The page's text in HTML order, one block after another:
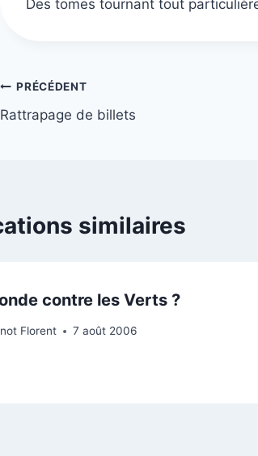
Des tomes tournant tout
Navigation
de
PRÉCÉDENT
Rattrapage de billets
similaires
contre les Verts ?
Florent 7 août 2006